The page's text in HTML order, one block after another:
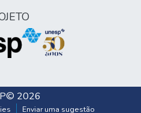
© 2026
Enviar uma sugestão